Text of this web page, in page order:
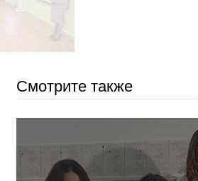
Смотрите также